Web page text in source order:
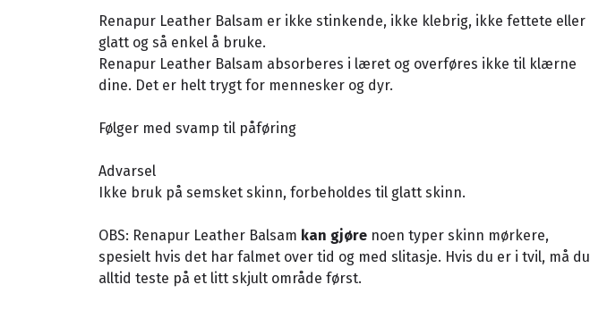
Renapur Leather Balsam er ikke stinkende, ikke klebrig, ikke fettete eller
glatt og så enkel å bruke.
Renapur Leather Balsam absorberes i læret og overføres ikke til klærne
dine. Det er helt trygt for mennesker og dyr.
Følger med svamp til påføring
Advarsel
Ikke bruk på semsket skinn, forbeholdes til glatt skinn.
OBS: Renapur Leather Balsam kan gjøre noen typer skinn mørkere,
spesielt hvis det har falmet over tid og med slitasje. Hvis du er i tvil, må du
alltid teste på et litt skjult område først.